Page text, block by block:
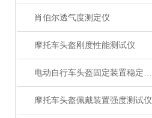
肖伯尔透气度测定仪
摩托车头盔刚度性能测试仪
电动自行车头盔固定装置稳定性测试仪
摩托车头盔佩戴装置强度测试仪